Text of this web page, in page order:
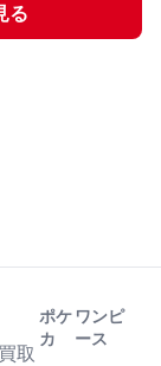
る
取
ポケ
カ
ワンピ
ース